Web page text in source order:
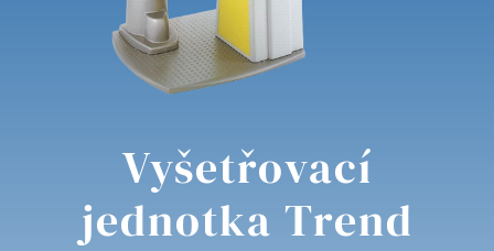
Vyšetřovací
jednotka Trend